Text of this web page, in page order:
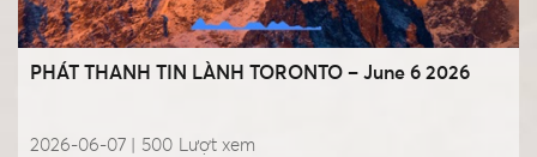
PHÁT THANH TIN LÀNH TORONTO – June 6 2026
2026-06-07 | Lượt xem
500